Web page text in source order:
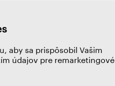
aby sa prispôsobil Vašim
údajov pre remarketingové